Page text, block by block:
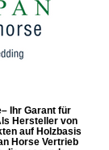
Ihr Garant für
Hersteller von
auf Holzbasis
Horse Vertrieb